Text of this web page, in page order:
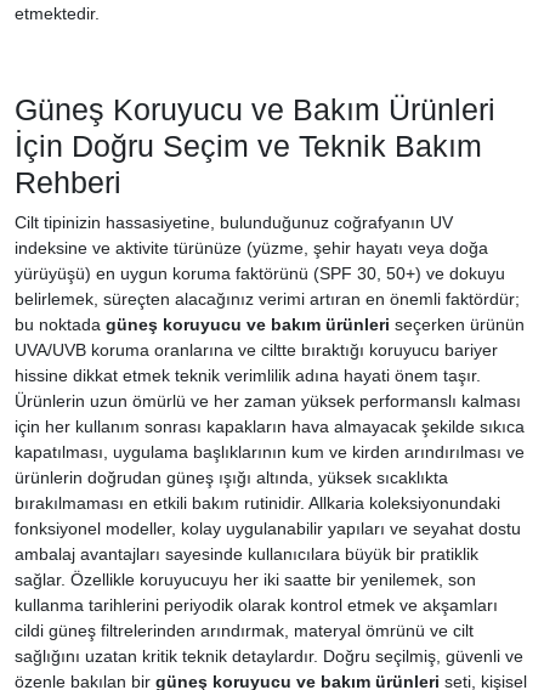
etmektedir.
Güneş Koruyucu ve Bakım Ürünleri
İçin Doğru Seçim ve Teknik Bakım
Rehberi
Cilt tipinizin hassasiyetine, bulunduğunuz coğrafyanın UV
indeksine ve aktivite türünüze (yüzme, şehir hayatı veya doğa
yürüyüşü) en uygun koruma faktörünü (SPF 30, 50+) ve dokuyu
belirlemek, süreçten alacağınız verimi artıran en önemli faktördür;
bu noktada güneş koruyucu ve bakım ürünleri seçerken ürünün
UVA/UVB koruma oranlarına ve ciltte bıraktığı koruyucu bariyer
hissine dikkat etmek teknik verimlilik adına hayati önem taşır.
Ürünlerin uzun ömürlü ve her zaman yüksek performanslı kalması
için her kullanım sonrası kapakların hava almayacak şekilde sıkıca
kapatılması, uygulama başlıklarının kum ve kirden arındırılması ve
ürünlerin doğrudan güneş ışığı altında, yüksek sıcaklıkta
bırakılmaması en etkili bakım rutinidir. Allkaria koleksiyonundaki
fonksiyonel modeller, kolay uygulanabilir yapıları ve seyahat dostu
ambalaj avantajları sayesinde kullanıcılara büyük bir pratiklik
sağlar. Özellikle koruyucuyu her iki saatte bir yenilemek, son
kullanma tarihlerini periyodik olarak kontrol etmek ve akşamları
cildi güneş filtrelerinden arındırmak, materyal ömrünü ve cilt
sağlığını uzatan kritik teknik detaylardır. Doğru seçilmiş, güvenli ve
özenle bakılan bir güneş koruyucu ve bakım ürünleri seti, kişisel